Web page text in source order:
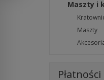
Maszty i
Maszty
Płatności